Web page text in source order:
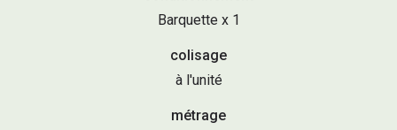
Barquette x 1
colisage
à l'unité
métrage